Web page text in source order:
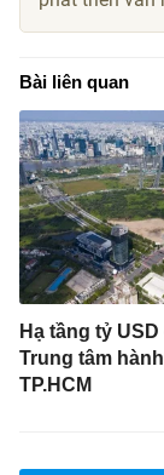
Bài liên quan
Hạ tầng tỷ
Trung tâm
TP.HCM